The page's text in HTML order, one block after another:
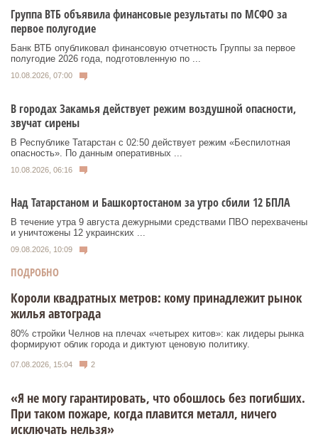
Группа ВТБ объявила финансовые результаты по МСФО за
первое полугодие
Банк ВТБ опубликовал финансовую отчетность Группы за первое
полугодие 2026 года, подготовленную по ...
10.08.2026, 07:00
В городах Закамья действует режим воздушной опасности,
звучат сирены
В Республике Татарстан с 02:50 действует режим «Беспилотная
опасность». По данным оперативных ...
10.08.2026, 06:16
Над Татарстаном и Башкортостаном за утро сбили 12 БПЛА
В течение утра 9 августа дежурными средствами ПВО перехвачены
и уничтожены 12 украинских ...
09.08.2026, 10:09
ПОДРОБНО
Короли квадратных метров: кому принадлежит рынок
жилья автограда
80% стройки Челнов на плечах «четырех китов»: как лидеры рынка
формируют облик города и диктуют ценовую политику.
07.08.2026, 15:04 2
«Я не могу гарантировать, что обошлось без погибших.
При таком пожаре, когда плавится металл, ничего
исключать нельзя»